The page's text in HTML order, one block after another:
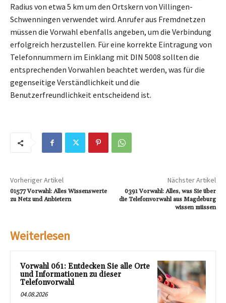
Radius von etwa 5 km um den Ortskern von Villingen-
Schwenningen verwendet wird. Anrufer aus Fremdnetzen
müssen die Vorwahl ebenfalls angeben, um die Verbindung
erfolgreich herzustellen. Für eine korrekte Eintragung von
Telefonnummern im Einklang mit DIN 5008 sollten die
entsprechenden Vorwahlen beachtet werden, was für die
gegenseitige Verständlichkeit und die
Benutzerfreundlichkeit entscheidend ist.
Vorheriger Artikel
01577 Vorwahl: Alles Wissenswerte
zu Netz und Anbietern
Nächster Artikel
0391 Vorwahl: Alles, was Sie über
die Telefonvorwahl aus Magdeburg
wissen müssen
Weiterlesen
Vorwahl 061: Entdecken Sie alle Orte
und Informationen zu dieser
Telefonvorwahl
04.08.2026